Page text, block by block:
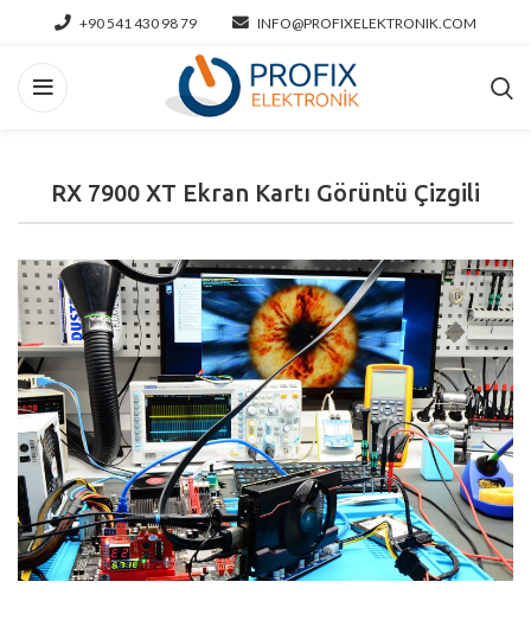
+90 541 430 98 79 INFO@PROFIXELEKTRONIK.COM
RX 7900 XT Ekran Kartı Görüntü Çizgili